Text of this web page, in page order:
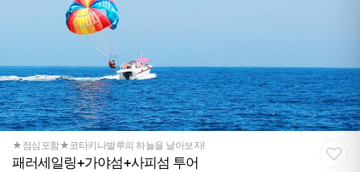
★점심포함★코타키나발루의 하늘을 날아보자!
패러세일링+가야섬+사피섬 투어